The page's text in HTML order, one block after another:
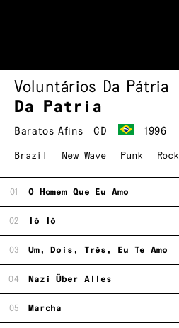
Voluntários Da Pátria
Da Patria
Baratos Afins CD 1996
Brazil New Wave Punk Rock
01 O Homem Que Eu Amo
02 Iô Iô
03 Um, Dois, Três, Eu Te Amo
04 Nazi Über Alles
05 Marcha